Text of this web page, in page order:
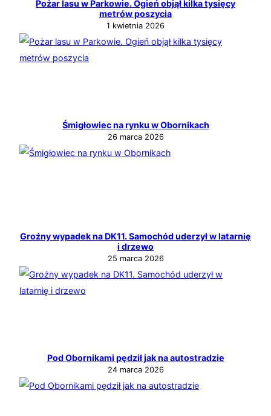
Pożar lasu w Parkowie. Ogień objął kilka tysięcy
metrów poszycia
1 kwietnia 2026
Śmigłowiec na rynku w Obornikach
26 marca 2026
Groźny wypadek na DK11. Samochód uderzył w latarnię
i drzewo
25 marca 2026
Pod Obornikami pędził jak na autostradzie
24 marca 2026